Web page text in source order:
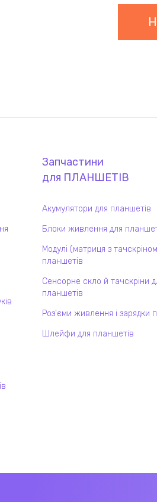
Запчастини
для ПЛАНШЕТІВ
Акумулятори для планшетів
Блоки живлення для
Модулі (матриця з
планшетів
Сенсорне скло й тачскріни
планшетів
Роз'єми живлення і зарядки
Шлейфи для планшетів